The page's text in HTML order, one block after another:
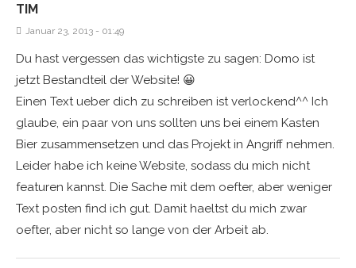
TIM
Januar 23, 2013 - 01:49
Du hast vergessen das wichtigste zu sagen: Domo ist
jetzt Bestandteil der Website! 😀
Einen Text ueber dich zu schreiben ist verlockend^^ Ich
glaube, ein paar von uns sollten uns bei einem Kasten
Bier zusammensetzen und das Projekt in Angriff nehmen.
Leider habe ich keine Website, sodass du mich nicht
featuren kannst. Die Sache mit dem oefter, aber weniger
Text posten find ich gut. Damit haeltst du mich zwar
oefter, aber nicht so lange von der Arbeit ab.